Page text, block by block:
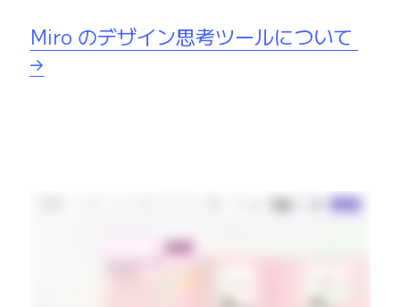
Miro のデザイン思考ツールについて
→